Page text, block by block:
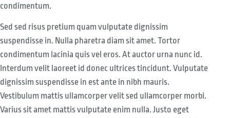
condimentum.
Sed sed risus pretium quam vulputate dignissim
suspendisse in. Nulla pharetra diam sit amet. Tortor
condimentum lacinia quis vel eros. At auctor urna nunc id.
Interdum velit laoreet id donec ultrices tincidunt. Vulputate
dignissim suspendisse in est ante in nibh mauris.
Vestibulum mattis ullamcorper velit sed ullamcorper morbi.
Varius sit amet mattis vulputate enim nulla. Justo eget